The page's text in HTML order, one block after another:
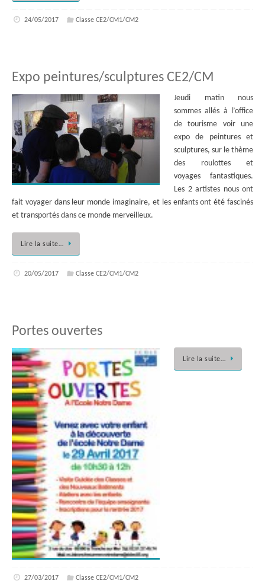
24/05/2017 Classe CE2/CM1/CM2
Expo peintures/sculptures CE2/CM
Jeudi matin nous
sommes allés à l’office
de tourisme voir une
expo de peintures et
sculptures, sur le thème
des roulottes et
voyages fantastiques.
Les 2 artistes nous ont
fait voyager dans leur monde imaginaire, et les enfants ont été fascinés
et transportés dans ce monde merveilleux.
Lire la suite…
20/05/2017 Classe CE2/CM1/CM2
Portes ouvertes
Lire la suite…
27/03/2017 Classe CE2/CM1/CM2